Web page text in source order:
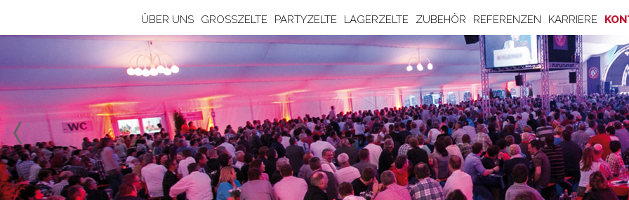
ÜBER UNS GROSSZELTE PARTYZELTE LAGERZELTE ZUBEHÖR REFERENZEN KARRIERE